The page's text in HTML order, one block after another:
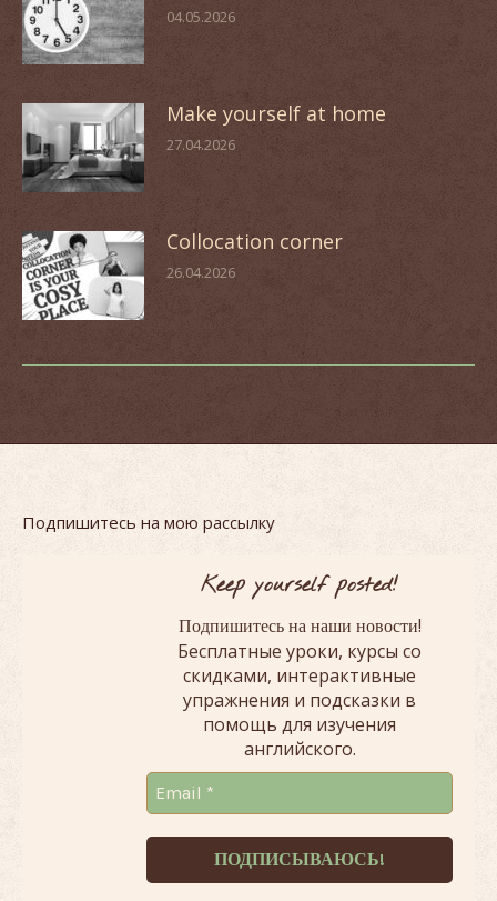
04.05.2026
Make yourself at home
27.04.2026
Collocation corner
26.04.2026
Подпишитесь на мою рассылку
Keep yourself posted!
Подпишитесь на наши новости!
Бесплатные уроки, курсы со
скидками, интерактивные
упражнения и подсказки в
помощь для изучения
английского.